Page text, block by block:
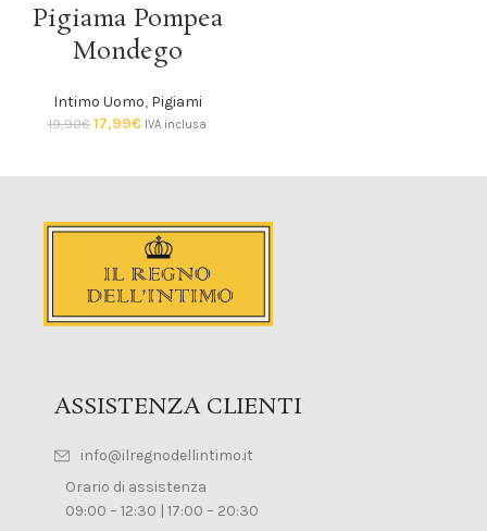
Pigiama Pompea
Mondego
Intimo Uomo, Pigiami
19,90€ 17,99€ IVA inclusa
ASSISTENZA CLIENTI
info@ilregnodellintimo.it
Orario di assistenza
09:00 – 12:30 | 17:00 – 20:30